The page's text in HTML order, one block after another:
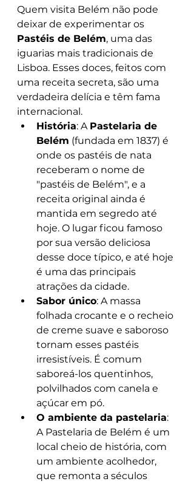
Quem visita Belém não pode
deixar de experimentar os
Pastéis de Belém, uma das
iguarias mais tradicionais de
Lisboa. Esses doces, feitos com
uma receita secreta, são uma
verdadeira delícia e têm fama
internacional.
História: A Pastelaria de
Belém (fundada em 1837) é
onde os pastéis de nata
receberam o nome de
"pastéis de Belém", e a
receita original ainda é
mantida em segredo até
hoje. O lugar ficou famoso
por sua versão deliciosa
desse doce típico, e até hoje
é uma das principais
atrações da cidade.
Sabor único: A massa
folhada crocante e o recheio
de creme suave e saboroso
tornam esses pastéis
irresistíveis. É comum
saboreá-los quentinhos,
polvilhados com canela e
açúcar em pó.
O ambiente da pastelaria:
A Pastelaria de Belém é um
local cheio de história, com
um ambiente acolhedor,
que remonta a séculos